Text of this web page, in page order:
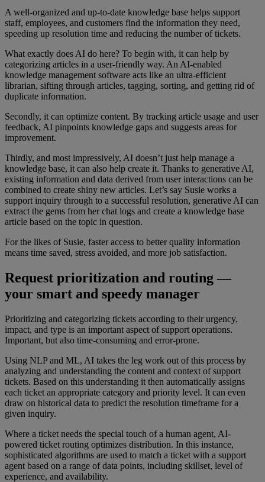
A well-organized and up-to-date knowledge base helps support
staff, employees, and customers find the information they need,
speeding up resolution time and reducing the number of tickets.
What exactly does AI do here? To begin with, it can help by
categorizing articles in a user-friendly way. An AI-enabled
knowledge management software acts like an ultra-efficient
librarian, sifting through articles, tagging, sorting, and getting rid of
duplicate information.
Secondly, it can optimize content. By tracking article usage and user
feedback, AI pinpoints knowledge gaps and suggests areas for
improvement.
Thirdly, and most impressively, AI doesn’t just help manage a
knowledge base, it can also help create it. Thanks to generative AI,
existing information and data derived from user interactions can be
combined to create shiny new articles. Let’s say Susie works a
support inquiry through to a successful resolution, generative AI can
extract the gems from her chat logs and create a knowledge base
article based on the topic in question.
For the likes of Susie, faster access to better quality information
means time saved, stress avoided, and more job satisfaction.
Request prioritization and routing —
your smart and speedy manager
Prioritizing and categorizing tickets according to their urgency,
impact, and type is an important aspect of support operations.
Important, but also time-consuming and error-prone.
Using NLP and ML, AI takes the leg work out of this process by
analyzing and understanding the content and context of support
tickets. Based on this understanding it then automatically assigns
each ticket an appropriate category and priority level. It can even
draw on historical data to predict the resolution timeframe for a
given inquiry.
Where a ticket needs the special touch of a human agent, AI-
powered ticket routing optimizes distribution. In this instance,
sophisticated algorithms are used to match a ticket with a support
agent based on a range of data points, including skillset, level of
experience, and availability.